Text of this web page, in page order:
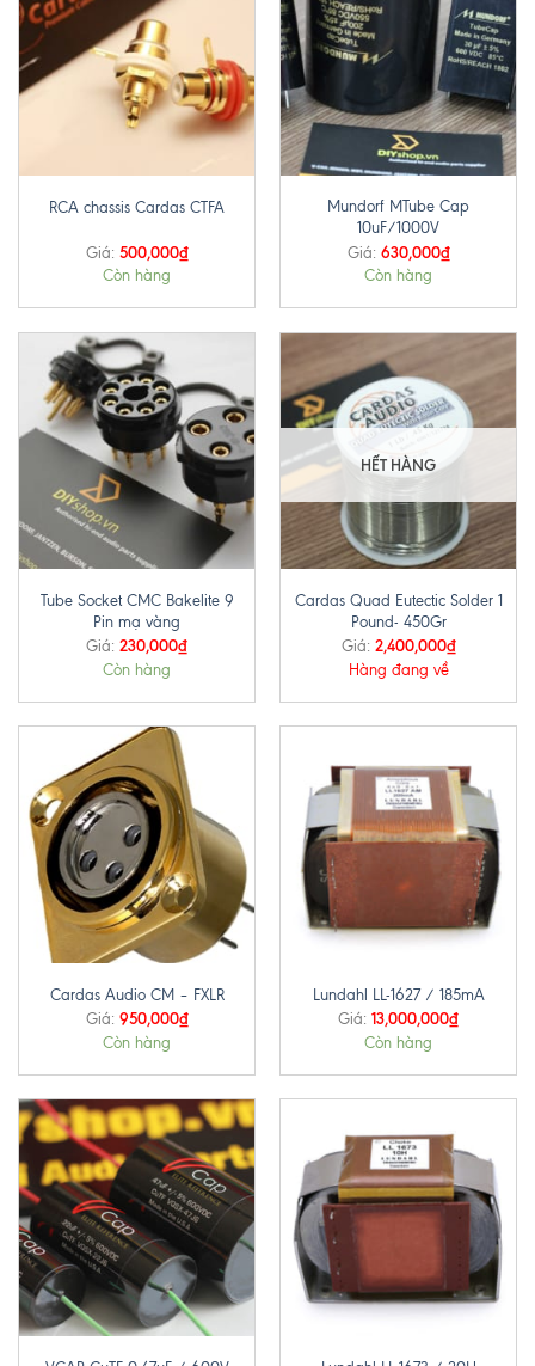
RCA chassis Cardas CTFA
Giá: 500,000₫
Còn hàng
Mundorf MTube Cap
10uF/1000V
Giá: 630,000₫
Còn hàng
Tube Socket CMC Bakelite 9
Pin mạ vàng
Giá: 230,000₫
Còn hàng
HẾT HÀNG
Cardas Quad Eutectic Solder 1
Pound- 450Gr
Giá: 2,400,000₫
Hàng đang về
Cardas Audio CM – FXLR
Giá: 950,000₫
Còn hàng
Lundahl LL-1627 / 185mA
Giá: 13,000,000₫
Còn hàng